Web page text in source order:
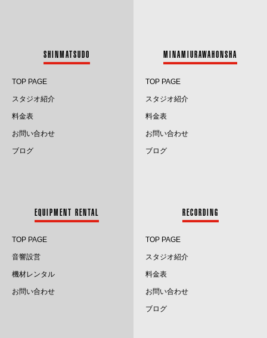
SHINMATSUDO
TOP PAGE
スタジオ紹介
料金表
お問い合わせ
ブログ
MINAMIURAWAHONSHA
TOP PAGE
スタジオ紹介
料金表
お問い合わせ
ブログ
EQUIPMENT RENTAL
TOP PAGE
音響設営
機材レンタル
お問い合わせ
RECORDING
TOP PAGE
スタジオ紹介
料金表
お問い合わせ
ブログ